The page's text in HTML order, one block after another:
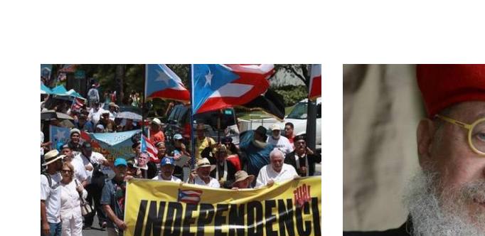
Imagen Imagen